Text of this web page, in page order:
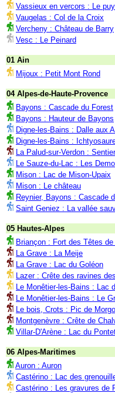
Vassieux en vercors : Le
Vaugelas : Col de la Croix
Vercheny : Château de Barry
Vesc : Le Peinard
01 Ain
Mijoux : Petit Mont Rond
04 Alpes-de-Haute-Provence
Bayons : Cascade du Forest
Bayons : Hauteur de Bayons
Digne-les-Bains : Dalle aux
Digne-les-Bains :
La Palud-sur-Verdon :
Le Sauze-du-Lac : Les
Mison : Lac de Mison-Upaix
Mison : Le château
Reynier, Bayons : Cascade
Saint Geniez : La vallée
05 Hautes-Alpes
Briançon : Fort des Têtes
La Grave : La Meije
La Grave : Lac du Goléon
Lazer : Crête des ravines
Le Monêtier-les-Bains : Lac
Le Monêtier-les-Bains : Le
Le bois, Crots : Pic de
Montgenèvre : Crête de
Villar-D'Arène : Lac du
06 Alpes-Maritimes
Auron : Auron
Castérino : Lac des
Castérino : Les gravures de